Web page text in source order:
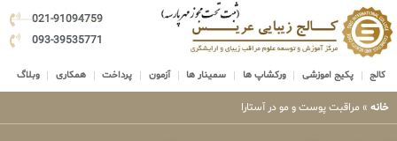
021-91094759
093-39535771
کالج پکیج اموزشی ورکشاپ ها سمینار ها آزمون پرداخت همکاری وبلاگ
خانه » مراقبت پوست و مو در آستارا